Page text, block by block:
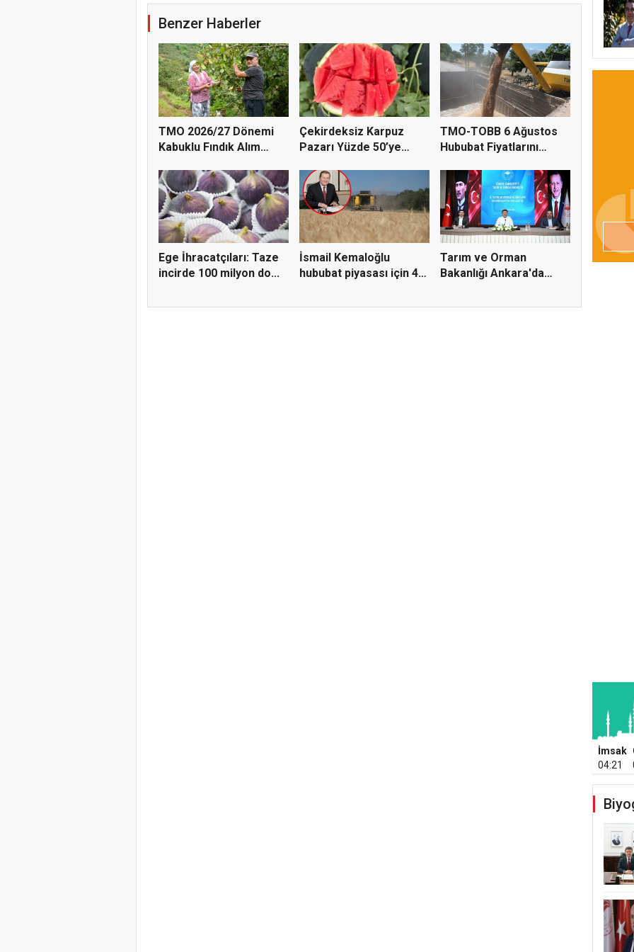
Benzer Haberler
TMO 2026/27 Dönemi
Kabuklu Fındık Alım
Çekirdeksiz Karpuz
Pazarı Yüzde 50’ye
TMO-TOBB 6 Ağustos
Hububat Fiyatlarını
Ege İhracatçıları: Taze
incirde 100 milyon do...
İsmail Kemaloğlu
hububat piyasası için 4
Tarım ve Orman
Bakanlığı Ankara'da
İmsak
04:21